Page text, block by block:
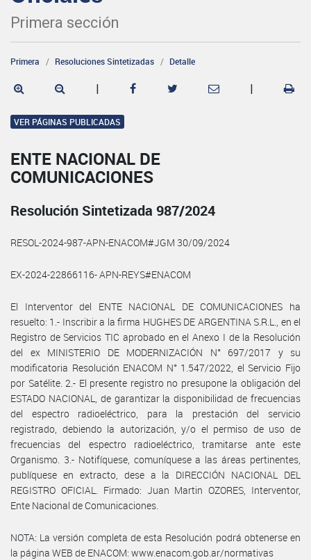
Primera sección
Primera Resoluciones Sintetizadas Detalle
| |
VER PÁGINAS PUBLICADAS
ENTE NACIONAL DE
COMUNICACIONES
Resolución Sintetizada 987/2024
RESOL-2024-987-APN-ENACOM#JGM 30/09/2024
EX-2024-22866116- APN-REYS#ENACOM
El Interventor del ENTE NACIONAL DE COMUNICACIONES ha
resuelto: 1.- Inscribir a la firma HUGHES DE ARGENTINA S.R.L., en el
Registro de Servicios TIC aprobado en el Anexo I de la Resolución
del ex MINISTERIO DE MODERNIZACIÓN N° 697/2017 y su
modificatoria Resolución ENACOM N° 1.547/2022, el Servicio Fijo
por Satélite. 2.- El presente registro no presupone la obligación del
ESTADO NACIONAL, de garantizar la disponibilidad de frecuencias
del espectro radioeléctrico, para la prestación del servicio
registrado, debiendo la autorización, y/o el permiso de uso de
frecuencias del espectro radioeléctrico, tramitarse ante este
Organismo. 3.- Notifíquese, comuníquese a las áreas pertinentes,
publíquese en extracto, dese a la DIRECCIÓN NACIONAL DEL
REGISTRO OFICIAL. Firmado: Juan Martin OZORES, Interventor,
Ente Nacional de Comunicaciones.
NOTA: La versión completa de esta Resolución podrá obtenerse en
la página WEB de ENACOM: www.enacom.gob.ar/normativas